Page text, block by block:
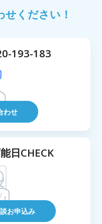
ください！
193-183
わせ
日CHECK
お申込み